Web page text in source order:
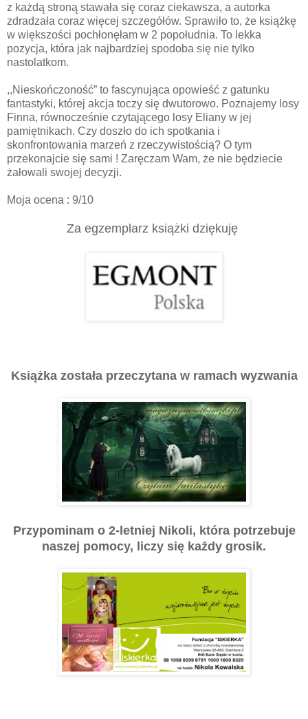
z każdą stroną stawała się coraz ciekawsza, a autorka
zdradzała coraz więcej szczegółów. Sprawiło to, że książkę
w większości pochłonęłam w 2 popołudnia. To lekka
pozycja, która jak najbardziej spodoba się nie tylko
nastolatkom.
,,Nieskończoność” to fascynująca opowieść z gatunku
fantastyki, której akcja toczy się dwutorowo. Poznajemy losy
Finna, równocześnie czytającego losy Eliany w jej
pamiętnikach. Czy doszło do ich spotkania i
skonfrontowania marzeń z rzeczywistością? O tym
przekonajcie się sami ! Zaręczam Wam, że nie będziecie
żałowali swojej decyzji.
Moja ocena : 9/10
Za egzemplarz książki dziękuję
Książka została przeczytana w ramach wyzwania
Przypominam o 2-letniej Nikoli, która potrzebuje
naszej pomocy, liczy się każdy grosik.